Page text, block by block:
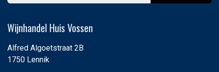
Wijnhandel Huis Vossen
Alfred Algoetstraat 2B
1750 Lennik